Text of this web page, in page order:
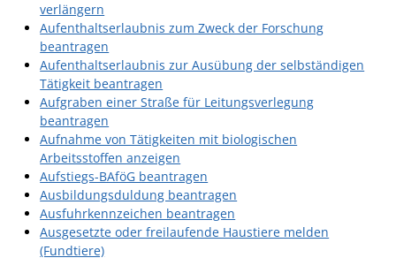
Onlinezugangsgesetz
ERLEBEN
Steillagen/Weinberge
Natur Umwelt Klima
Pop-Up-Museum
Kerngeschichten
verlängern
Aufenthaltserlaubnis zum Zweck der Forschung
beantragen
Aufenthaltserlaubnis zur Ausübung der selbständigen
Tätigkeit beantragen
Aufgraben einer Straße für Leitungsverlegung
beantragen
Aufnahme von Tätigkeiten mit biologischen
Arbeitsstoffen anzeigen
Aufstiegs-BAföG beantragen
Ausbildungsduldung beantragen
Ausfuhrkennzeichen beantragen
Ausgesetzte oder freilaufende Haustiere melden
(Fundtiere)